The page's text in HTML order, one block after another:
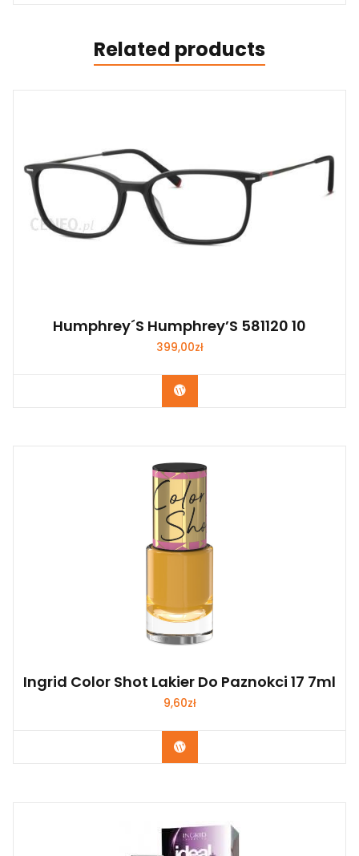
Related products
Humphrey´S Humphrey’S 581120 10
399,00zł
Zobacz
Ingrid Color Shot Lakier Do Paznokci 17 7ml
9,60zł
Zobacz